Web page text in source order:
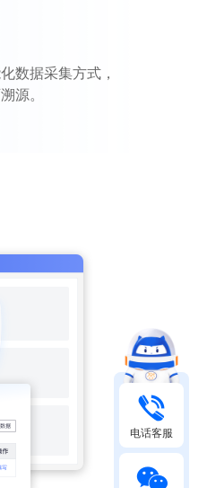
数据采集方式，
源。
电话客服